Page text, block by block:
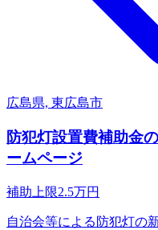
広島県, 東広島市
防犯灯設置費補助金
ームページ
補助上限2.5万円
自治会等による防犯灯の